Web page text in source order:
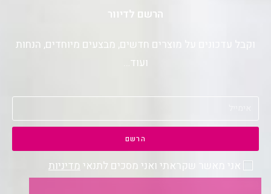
הרשם לדיוור
וקבל עדכונים על מוצרים חדשים, מבצעים מיוחדים, הנחות
ועוד…
אני מאשר שקראתי ואני מסכים לתנאי מדיניות
הרשם